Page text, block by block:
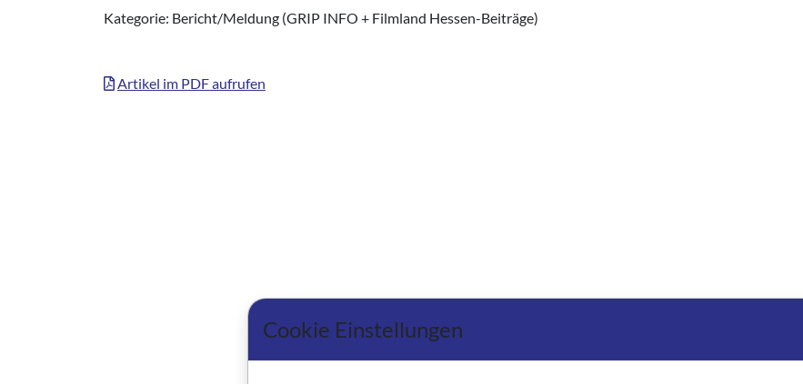
Kategorie: Bericht/Meldung (GRIP INFO + Filmland Hessen-Beiträge)
Artikel im PDF aufrufen
Cookie Einstellungen